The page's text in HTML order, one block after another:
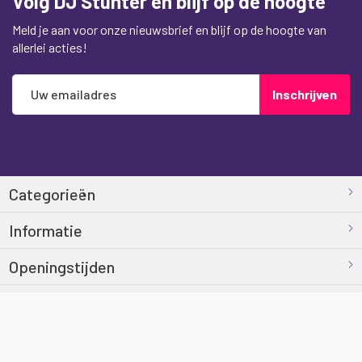
Meld je aan voor onze nieuwsbrief en blijf op de hoogte van
allerlei acties!
Abonneer
op
Inschrijven
Categorieën
Informatie
Openingstijden